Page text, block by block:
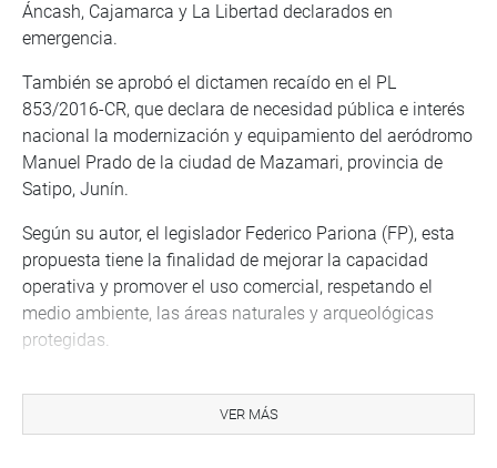
Áncash, Cajamarca y La Libertad declarados en
emergencia.
También se aprobó el dictamen recaído en el PL
853/2016-CR, que declara de necesidad pública e interés
nacional la modernización y equipamiento del aeródromo
Manuel Prado de la ciudad de Mazamari, provincia de
Satipo, Junín.
Según su autor, el legislador Federico Pariona (FP), esta
propuesta tiene la finalidad de mejorar la capacidad
operativa y promover el uso comercial, respetando el
medio ambiente, las áreas naturales y arqueológicas
protegidas.
Ley N° 1452, ley que declara que el contrato de concesión
para la construcción del aeropuerto internacional de
VER MÁS